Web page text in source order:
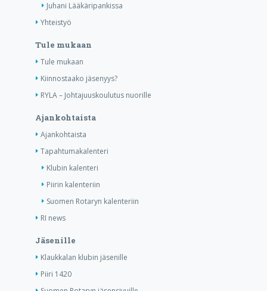
Juhani Lääkäripankissa
Yhteistyö
Tule mukaan
Tule mukaan
Kiinnostaako jäsenyys?
RYLA – Johtajuuskoulutus nuorille
Ajankohtaista
Ajankohtaista
Tapahtumakalenteri
Klubin kalenteri
Piirin kalenteriin
Suomen Rotaryn kalenteriin
RI news
Jäsenille
Klaukkalan klubin jäsenille
Piiri 1420